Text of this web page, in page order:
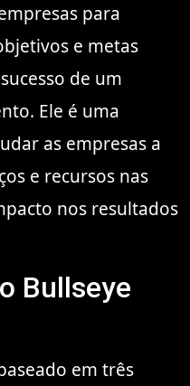
para
e metas
de um
Ele é uma
as empresas a
e recursos nas
nos resultados
Bullseye
em três